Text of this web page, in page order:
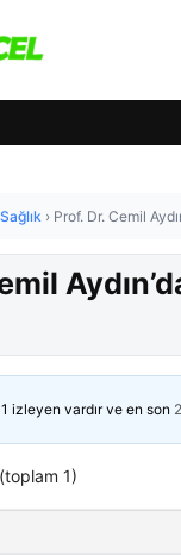
Sağlık › Prof. Dr. Cemil
izleyen vardır ve en son
1)